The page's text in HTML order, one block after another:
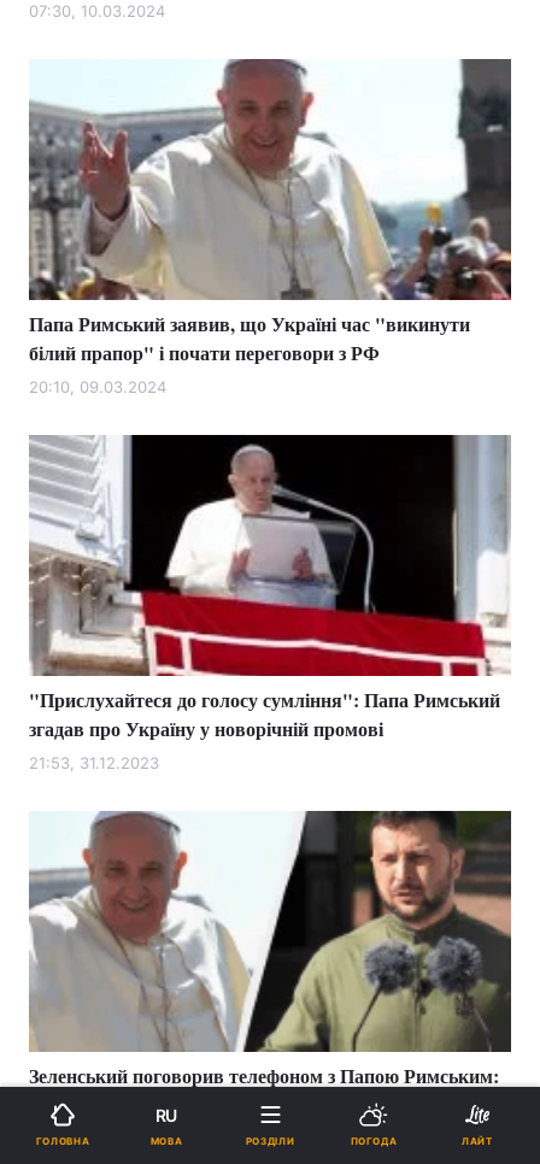
07:30, 10.03.2024
Папа Римський заявив, що Україні час "викинути
білий прапор" і почати переговори з РФ
20:10, 09.03.2024
"Прислухайтеся до голосу сумління": Папа Римський
згадав про Україну у новорічній промові
21:53, 31.12.2023
Зеленський поговорив телефоном з Папою Римським:
відомі подробиці
21:07, 28.12.2023
ГОЛОВНА
RU
МОВА РОЗДІЛИ ПОГОДА ЛАЙТ